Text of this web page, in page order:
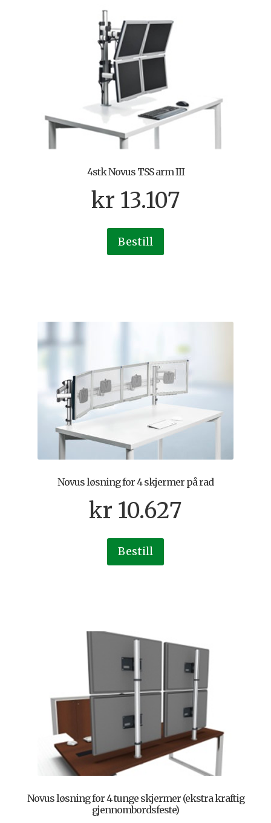
4stk Novus TSS arm III
kr 13.107
Bestill
Novus løsning for 4 skjermer på rad
kr 10.627
Bestill
Novus løsning for 4 tunge skjermer (ekstra kraftig
gjennombordsfeste)